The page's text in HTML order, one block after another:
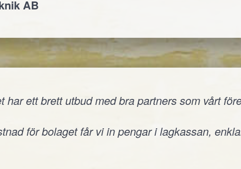
AB
har ett brett utbud med bra partners som vårt
för bolaget får vi in pengar i lagkassan,